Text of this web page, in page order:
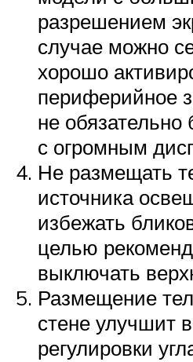
разрешением
случае можно
хорошо
периферийное
не обязательно
с огромным
Не размещать
источника
избежать
целью
выключать
Размещение
стене улучшит
регулировки